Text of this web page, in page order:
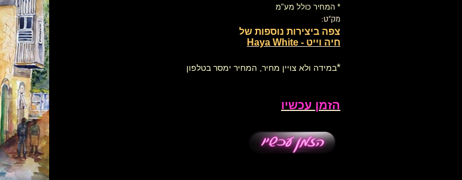
* המחיר כולל מע"מ
מק"ט:
צפה ביצירות נוספות של
חיה וייט - Haya White
*במידה ולא צויין מחיר, המחיר ימסר בטלפון
הזמן עכשיו